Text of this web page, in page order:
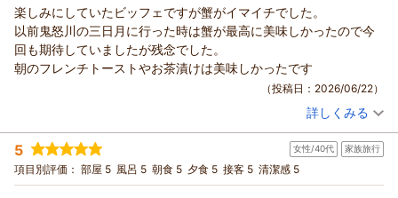
夕食は18時すぎに行きましたが、あまりの人の多さに少しゆっく
り食事をしていました。19時ごろからは部屋に帰る人も多くな
り、私たちはバイキング会場の仕切れる部屋の中の席を使ってい
ましたが、2人で他の料理を取りに行った際、帰ったのかと思われ
たのか戻った時にはドアが閉められ食べてる途中の物も飲み物も
女性のスタッフがバッシングとシルバーを拭いていましたが、私
たちに気づくとひと言謝罪してまた作業を始めました。
少しして男性のスタッフが謝罪にきてようやく作業をやめまし
た。
龍宮城スパ・ホテル三日月 富士見亭からの返信
りこぴん 様
この度は、数ある旅館の中から私共のホテルをお選びいただ
き、誠にありがとうございました。
また、以前のご宿泊時に良い印象をお持ちいただき、大切な記
念日に再度足をお運びいただきましたこと、心より感謝申し上
げます。
しかしながら、今回のご滞在におきまして、客室の不備やスタ
ッフの接客態度、お食事の際の不手際など、度重なるご不快な
楽しみにしていたビッフェですが蟹がイマイチでした。
以前鬼怒川の三日月に行った時は蟹が最高に美味しかったので今
回も期待していましたが残念でした。
朝のフレンチトーストやお茶漬けは美味しかったです
（投稿日：2026/06/22）
投稿者： あゆこぅさん(女性/40代)
宿泊プラン： ２０２６年３月富士見亭初のリニューアルルームオープン ～
春夏秋冬ver.～
和洋室 朝・夕
宿泊価格帯： 25,001～26,000円(大人一人あたり/税込)
詳しくみる
5 女性/40代 家族旅行
項目別評価： 部屋 5 風呂 5 朝食 5 夕食 5 接客 5 清潔感 5